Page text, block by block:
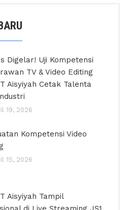
Digelar! Uji Kompetensi
TV & Video Editing
Aisyiyah Cetak Talenta
19, 2026
Kompetensi Video
15, 2026
Aisyiyah Tampil